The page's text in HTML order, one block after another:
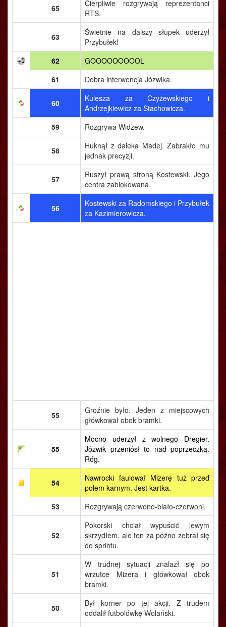
65
Cierpliwie rozgrywają reprezentanci
RTS.
63
Świetnie na dalszy słupek uderzył
Przybułek!
62
GOOOOOOOOOL
61
Dobra interwencja Józwika.
60
Kulesza za Czyżewskiego i
Andrzejkiewicz za Stachowicza.
59
Rozgrywa Widzew.
58
Huknął z daleka Madej. Zabrakło mu
jednak precyzji.
57
Ruszył prawą stroną Kostewski. Jego
centra zablokowana.
56
Kostewski za Radomskiego i Przybułek
za Kazimierowicza.
55
Groźnie było. Jeden z miejscowych
główkował obok bramki.
55
Mocno uderzył z wolnego Dregier.
Józwik przeniósł to nad poprzeczką.
Róg.
54
Nawrocki faulował Mizerę tuż przed
polem karnym. Jest kartka.
53
Rozgrywają czerwono-biało-czerwoni.
52
Pokorski chciał wypuścić lewym
skrzydłem, ale ten za późno zebrał się
do sprintu.
51
W trudnej sytuacji znalazł się po
wrzutce Mizera i główkował obok
bramki.
50
Był korner po tej akcji. Z trudem
oddalił futbolówkę Wolański.